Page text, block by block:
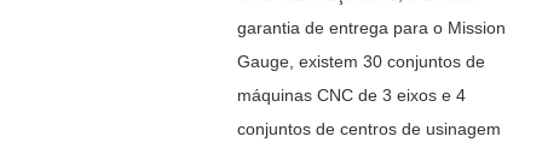
garantia de entrega para o Mission
Gauge, existem 30 conjuntos de
máquinas CNC de 3 eixos e 4
conjuntos de centros de usinagem